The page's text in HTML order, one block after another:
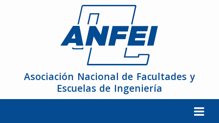
Asociación Nacional de Facultades y
Escuelas de Ingeniería